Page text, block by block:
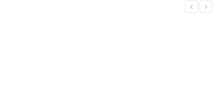
Previous
Next